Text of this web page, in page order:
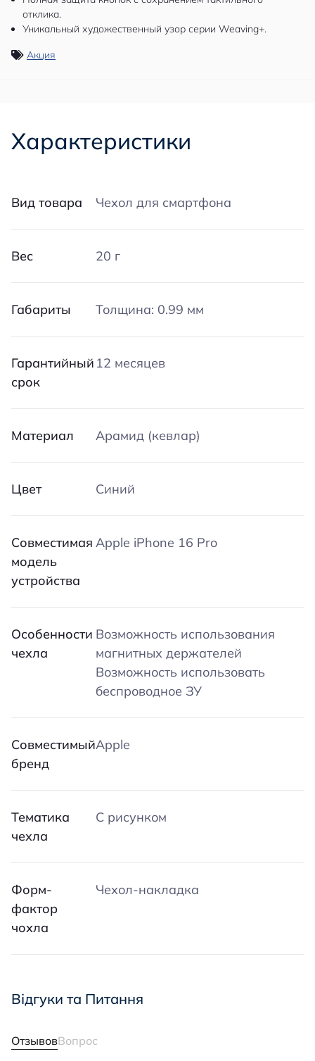
отклика.
Уникальный художественный узор серии Weaving+.
Акция
Характеристики
Вид товара Чехол для смартфона
Вес 20 г
Габариты Толщина: 0.99 мм
Гарантийный
срок
12 месяцев
Материал Арамид (кевлар)
Цвет Синий
Совместимая
модель
устройства
Apple iPhone 16 Pro
Особенности
чехла
Возможность использования
магнитных держателей
Возможность использовать
беспроводное ЗУ
Совместимый
бренд
Apple
Тематика
чехла
С рисунком
Форм-
фактор
чохла
Чехол-накладка
Відгуки та Питання
ОтзывовВопрос